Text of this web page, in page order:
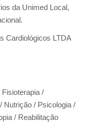
da Unimed Local,
Cardiológicos LTDA
/
Nutrição / Psicologia /
/ Reabilitação